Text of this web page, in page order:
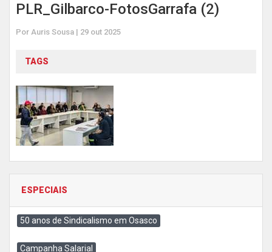
PLR_Gilbarco-FotosGarrafa (2)
Por Auris Sousa | 29 out 2025
TAGS
ESPECIAIS
50 anos de Sindicalismo em Osasco
Campanha Salarial